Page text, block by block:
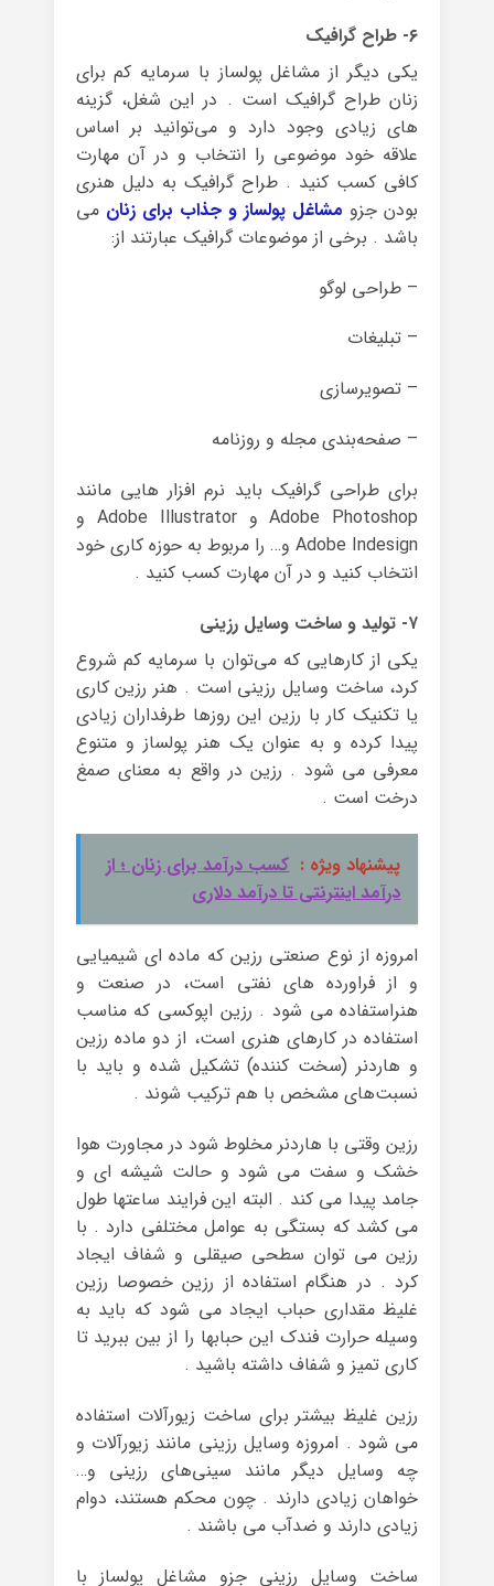
۶- طراح گرافیک
یکی دیگر از مشاغل پولساز با سرمایه کم برای
زنان طراح گرافیک است . در این شغل، گزینه
های زیادی وجود دارد و می‌توانید بر اساس
علاقه خود موضوعی را انتخاب و در آن مهارت
کافی کسب کنید . طراح گرافیک به دلیل هنری
بودن جزو مشاغل پولساز و جذاب برای زنان می
باشد . برخی از موضوعات گرافیک عبارتند از:
– طراحی لوگو
– تبلیغات
– تصویرسازی
– صفحه‌بندی مجله و روزنامه
برای طراحی گرافیک باید نرم افزار هایی مانند
Adobe Photoshop و Adobe Illustrator و
Adobe Indesign و… را مربوط به حوزه کاری خود
انتخاب کنید و در آن مهارت کسب کنید .
۷- تولید و ساخت وسایل رزینی
یکی از کارهایی که می‌توان با سرمایه کم شروع
کرد، ساخت وسایل رزینی است . هنر رزین کاری
یا تکنیک کار با رزین این روزها طرفداران زیادی
پیدا کرده و به عنوان یک هنر پولساز و متنوع
معرفی می شود . رزین در واقع به معنای صمغ
درخت است .
پیشنهاد ویژه : کسب درآمد برای زنان ؛ از
درآمد اینترنتی تا درآمد دلاری
امروزه از نوع صنعتی رزین که ماده ای شیمیایی
و از فراورده های نفتی است، در صنعت و
هنراستفاده می شود . رزین اپوکسی که مناسب
استفاده در کارهای هنری است، از دو ماده رزین
و هاردنر (سخت کننده) تشکیل شده و باید با
نسبت‌های مشخص با هم ترکیب شوند .
رزین وقتی با هاردنر مخلوط شود در مجاورت هوا
خشک و سفت می شود و حالت شیشه ای و
جامد پیدا می کند . البته این فرایند ساعتها طول
می کشد که بستگی به عوامل مختلفی دارد . با
رزین می توان سطحی صیقلی و شفاف ایجاد
کرد . در هنگام استفاده از رزین خصوصا رزین
غلیظ مقداری حباب ایجاد می شود که باید به
وسیله حرارت فندک این حبابها را از بین ببرید تا
کاری تمیز و شفاف داشته باشید .
رزین غلیظ بیشتر برای ساخت زیورآلات استفاده
می شود . امروزه وسایل رزینی مانند زیورآلات و
چه وسایل دیگر مانند سینی‌های رزینی و…
خواهان زیادی دارند . چون محکم هستند، دوام
زیادی دارند و ضدآب می باشند .
ساخت وسایل رزینی جزو مشاغل پولساز با